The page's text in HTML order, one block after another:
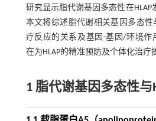
研究显示脂代谢基因多态性在HLAP
本文将综述脂代谢相关基因多态性
疗反应的关系及基因-基因/环境作
在为HLAP的精准预防及个体化治疗
1 脂代谢基因多态性与